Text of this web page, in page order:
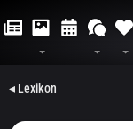
◂ Lexikon